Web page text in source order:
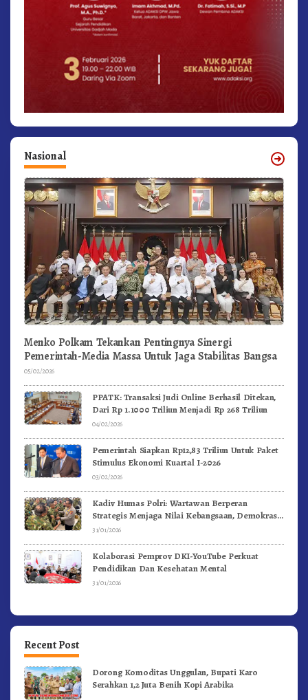
Nasional
Menko Polkam Tekankan Pentingnya Sinergi
Pemerintah-Media Massa Untuk Jaga Stabilitas Bangsa
05/02/2026
PPATK: Transaksi Judi Online Berhasil Ditekan,
Dari Rp 1.1000 Triliun Menjadi Rp 268 Triliun
04/02/2026
Pemerintah Siapkan Rp12,83 Triliun Untuk Paket
Stimulus Ekonomi Kuartal I-2026
03/02/2026
Kadiv Humas Polri: Wartawan Berperan
Strategis Menjaga Nilai Kebangsaan, Demokrasi,
dan NKRI
31/01/2026
Kolaborasi Pemprov DKI-YouTube Perkuat
Pendidikan Dan Kesehatan Mental
31/01/2026
Recent Post
Dorong Komoditas Unggulan, Bupati Karo
Serahkan 1,2 Juta Benih Kopi Arabika